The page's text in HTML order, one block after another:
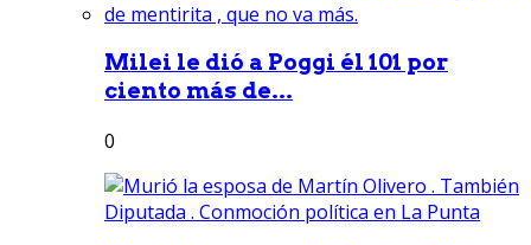
Milei le dió a Poggi él 101 por
ciento más de...
0